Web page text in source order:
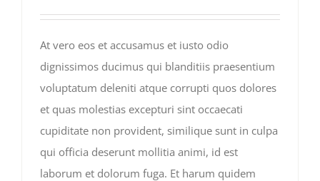
At vero eos et accusamus et iusto odio
dignissimos ducimus qui blanditiis praesentium
voluptatum deleniti atque corrupti quos dolores
et quas molestias excepturi sint occaecati
cupiditate non provident, similique sunt in culpa
qui officia deserunt mollitia animi, id est
laborum et dolorum fuga. Et harum quidem